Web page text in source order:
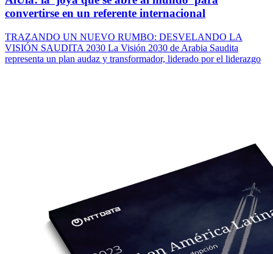
convertirse en un referente internacional
TRAZANDO UN NUEVO RUMBO: DESVELANDO LA
VISIÓN SAUDITA 2030 La Visión 2030 de Arabia Saudita
representa un plan audaz y transformador, liderado por el liderazgo